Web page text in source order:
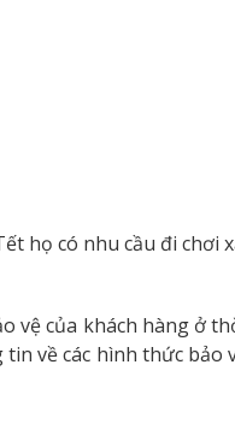
họ có nhu cầu đi chơi
vệ của khách hàng ở
về các hình thức bảo